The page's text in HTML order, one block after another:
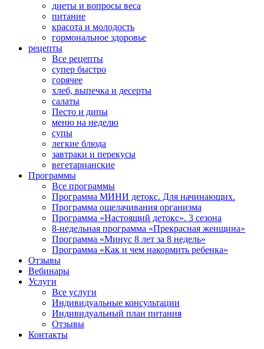
диеты и вопросы веса
питание
красота и молодость
гормональное здоровье
рецепты
Все рецепты
супер быстро
горячее
хлеб, выпечка и десерты
салаты
Песто и дипы
меню на неделю
супы
легкие блюда
завтраки и перекусы
вегетарианские
Программы
Все программы
Программа МИНИ детокс. Для начинающих.
Программа ощелачивания организма
Программа «Настоящий детокс». 3 сезона
8-недельная программа «Прекрасная женщина»
Программа «Минус 8 лет за 8 недель»
Программа «Как и чем накормить ребенка»
Отзывы
Вебинары
Услуги
Все услуги
Индивидуальные консультации
Индивидуальный план питания
Отзывы
Контакты